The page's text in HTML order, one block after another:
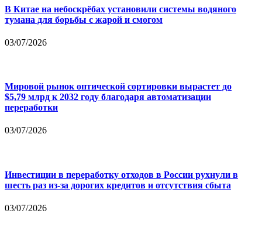
В Китае на небоскрёбах установили системы водяного
тумана для борьбы с жарой и смогом
03/07/2026
Мировой рынок оптической сортировки вырастет до
$5,79 млрд к 2032 году благодаря автоматизации
переработки
03/07/2026
Инвестиции в переработку отходов в России рухнули в
шесть раз из-за дорогих кредитов и отсутствия сбыта
03/07/2026